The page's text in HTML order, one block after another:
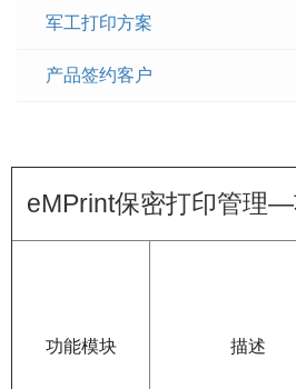
军工打印方案
产品签约客户
eMPrint保密打印管理
功能模块 描述